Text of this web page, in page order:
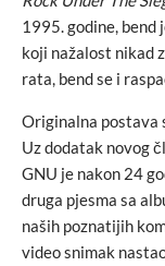
1995. godine, bend
koji nažalost nikad
rata, bend se i
Originalna postava
Uz dodatak novog
GNU je nakon 24
druga pjesma sa
naših poznatijih
video snimak